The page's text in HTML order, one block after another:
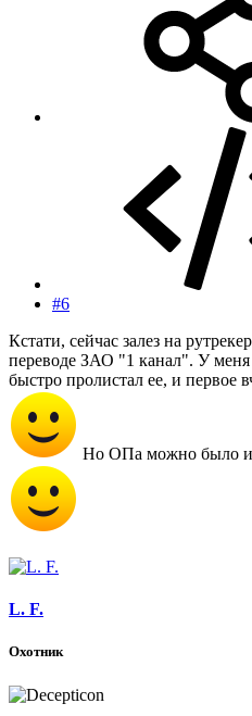
#6
Кстати, сейчас залез на
переводе ЗАО "1 канал". У меня
быстро пролистал ее, и первое
Но ОПа можно было и
L. F.
Охотник